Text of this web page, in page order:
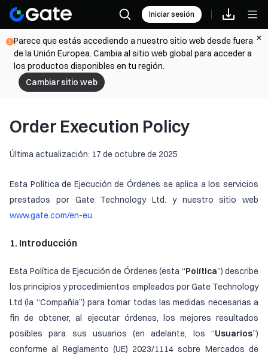
Iniciar sesión
Parece que estás accediendo a nuestro sitio web desde fuera
de la Unión Europea. Cambia al sitio web global para acceder a
los productos disponibles en tu región.
Cambiar sitio web
Order Execution Policy
Última actualización: 17 de octubre de 2025
Esta Política de Ejecución de Órdenes se aplica a los servicios
prestados por Gate Technology Ltd. y nuestro sitio web
www.gate.com/en-eu.
1. Introducción
Esta Política de Ejecución de Órdenes (esta “Política”) describe
los principios y procedimientos empleados por Gate Technology
Ltd (la “Compañía”) para tomar todas las medidas necesarias a
fin de obtener, al ejecutar órdenes, los mejores resultados
posibles para sus usuarios (en adelante, los “Usuarios”)
conforme al Reglamento (UE) 2023/1114 sobre Mercados de